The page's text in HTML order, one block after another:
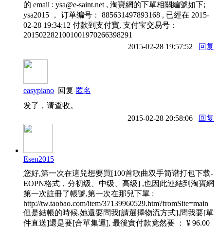
的 email : ysa@e-saint.net , 淘寶網的下單相關編號如下;
ysa2015 ， 订单编号： 885631497893168 , 已經在 2015-
02-28 19:34:12 付款到支付寶, 支付宝交易号：
2015022821001001970266398291
2015-02-28 19:57:52
回复
easypiano 回复 匿名
发了，请查收。
2015-02-28 20:58:06
回复
Esen2015
您好,第一次在這兒想要買[100首歌曲双手简谱打包下载-
EOPN格式，分初级、中级、高级] ,也因此連結到淘寶網
第一次註冊了帳號,第一次在那兒下單 :
http://tw.taobao.com/item/37139960529.htm?fromSite=main
但是結帳的時候,她還要問我[請選擇物流方式],問我要[單
件直送]還是要[合單集運], 最後實付款竟然要 ： ¥ 96.00